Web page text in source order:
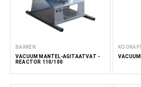
BAKKEN
VACUÜM MANTEL-AGITAATVAT -
REACTOR 110/100